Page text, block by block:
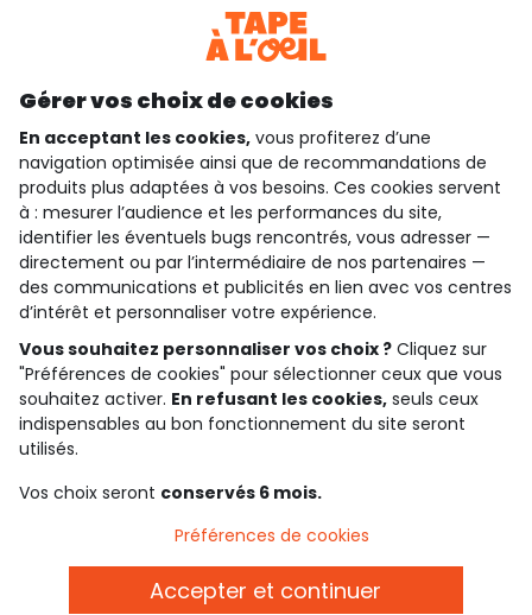
Téléchargez notre application
Découvrir notre application
qui sommes-nous ?
besoin d'aide ?
le club fidélité
notre catalogue
Conditions générales de ventes et d'utilisation
Politique de confidentialité
Cookies et données personnelles
Paramètres des cookies
Gérer vos choix de cookies
En acceptant les cookies, vous profiterez d’une
navigation optimisée ainsi que de recommandations de
produits plus adaptées à vos besoins. Ces cookies servent
à : mesurer l’audience et les performances du site,
identifier les éventuels bugs rencontrés, vous adresser —
directement ou par l’intermédiaire de nos partenaires —
des communications et publicités en lien avec vos centres
d’intérêt et personnaliser votre expérience.
Vous souhaitez personnaliser vos choix ? Cliquez sur
"Préférences de cookies" pour sélectionner ceux que vous
souhaitez activer. En refusant les cookies, seuls ceux
indispensables au bon fonctionnement du site seront
utilisés.
Vos choix seront conservés 6 mois.
Préférences de cookies
Accepter et continuer